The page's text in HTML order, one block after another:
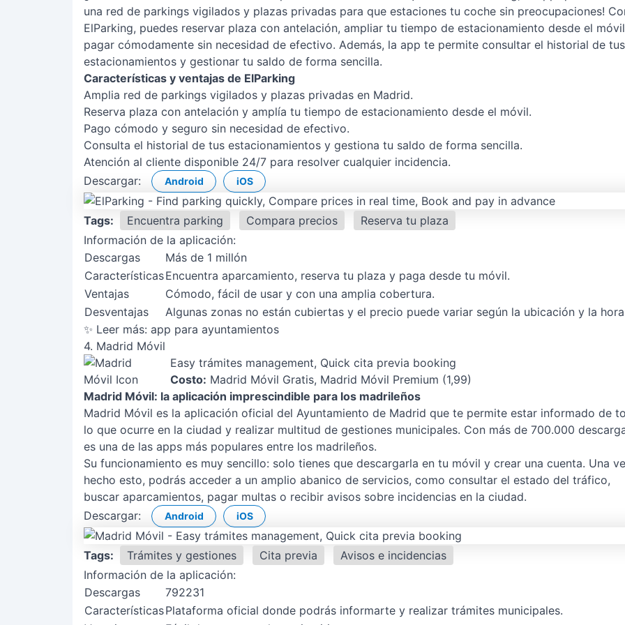
una red de parkings vigilados y plazas privadas para que estaciones tu coche sin preocupaciones!
ElParking, puedes reservar plaza con antelación, ampliar tu tiempo de estacionamiento desde el
pagar cómodamente sin necesidad de efectivo. Además, la app te permite consultar el historial de tus
estacionamientos y gestionar tu saldo de forma sencilla.
Características y ventajas de ElParking
Amplia red de parkings vigilados y plazas privadas en Madrid.
Reserva plaza con antelación y amplía tu tiempo de estacionamiento desde el móvil.
Pago cómodo y seguro sin necesidad de efectivo.
Consulta el historial de tus estacionamientos y gestiona tu saldo de forma sencilla.
Atención al cliente disponible 24/7 para resolver cualquier incidencia.
Descargar:
Android iOS
Tags: Encuentra parking Compara precios
Reserva tu plaza
Información de la aplicación:
Descargas
Más de 1 millón
CaracterísticasEncuentra aparcamiento, reserva tu plaza y paga desde tu móvil.
Ventajas
Cómodo, fácil de usar y con una amplia cobertura.
Desventajas
Algunas zonas no están cubiertas y el precio puede variar según la ubicación y la
✨ Leer más: app para ayuntamientos
4. Madrid Móvil
Easy trámites management, Quick cita previa booking
Costo: Madrid Móvil Gratis, Madrid Móvil Premium (1,99)
Madrid Móvil: la aplicación imprescindible para los madrileños
Madrid Móvil es la aplicación oficial del Ayuntamiento de Madrid que te permite estar informado de
lo que ocurre en la ciudad y realizar multitud de gestiones municipales. Con más de 700.000
es una de las apps más populares entre los madrileños.
Su funcionamiento es muy sencillo: solo tienes que descargarla en tu móvil y crear una cuenta. Una
hecho esto, podrás acceder a un amplio abanico de servicios, como consultar el estado del tráfico,
buscar aparcamientos, pagar multas o recibir avisos sobre incidencias en la ciudad.
Descargar:
Android iOS
Tags: Trámites y gestiones Cita previa
Avisos e incidencias
Información de la aplicación:
Descargas
792231
CaracterísticasPlataforma oficial donde podrás informarte y realizar trámites municipales.